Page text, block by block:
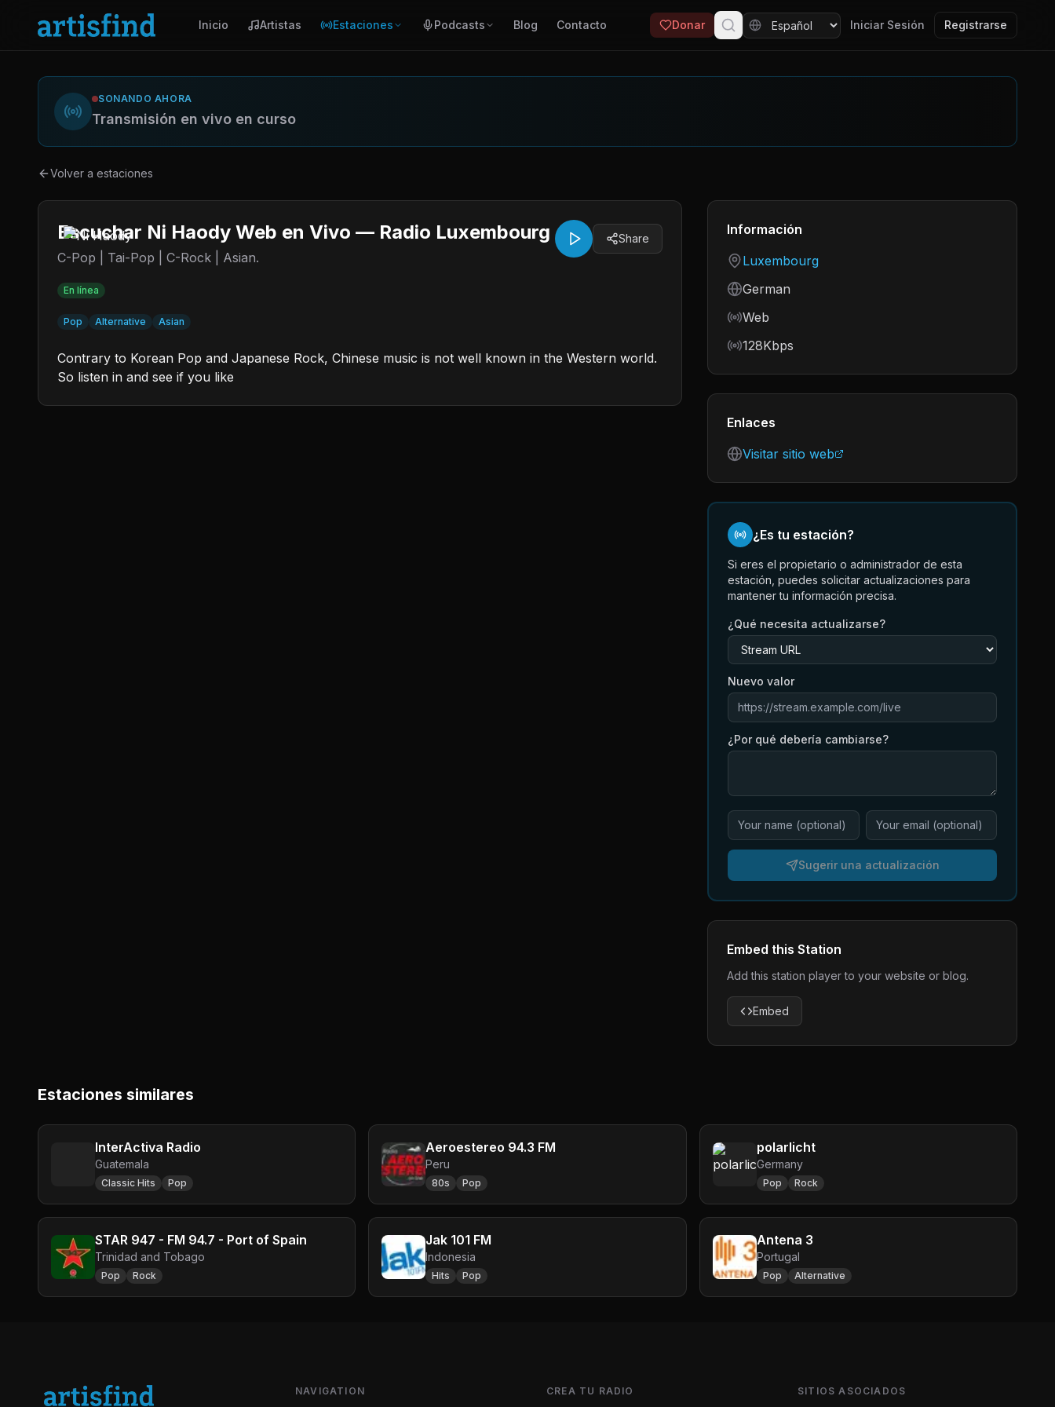
Inicio Artistas Estaciones Podcasts Blog Contacto Donar Iniciar Sesión Registrarse
SONANDO AHORA
Transmisión en vivo en curso
Volver a estaciones
Escuchar Ni Haody Web en Vivo — Radio Luxembourg
C-Pop | Tai-Pop | C-Rock | Asian.
Share
En línea
Pop Alternative Asian
Contrary to Korean Pop and Japanese Rock, Chinese music is not well known in the Western world.
So listen in and see if you like
Información
Country
Luxembourg
Language
German
Frequency
Web
Bitrate
128Kbps
Enlaces
Visitar sitio web
¿Es tu estación?
Si eres el propietario o administrador de esta
estación, puedes solicitar actualizaciones para
mantener tu información precisa.
¿Qué necesita actualizarse?
Nuevo valor
¿Por qué debería cambiarse?
Sugerir una actualización
Embed this Station
Add this station player to your website or blog.
Embed
Estaciones similares
InterActiva Radio
Guatemala
Classic Hits Pop
Aeroestereo 94.3 FM
Peru
80s Pop
polarlicht
Germany
Pop Rock
STAR 947 - FM 94.7 - Port of Spain
Trinidad and Tobago
Pop Rock
Jak 101 FM
Indonesia
Hits Pop
Antena 3
Portugal
Pop Alternative
NAVIGATION CREA TU RADIO SITIOS ASOCIADOS